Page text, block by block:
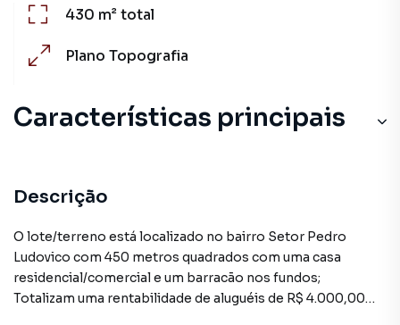
430 m²total
Plano Topografia
Características principais
Descrição
O lote/terreno está localizado no bairro Setor Pedro
Ludovico com 450 metros quadrados com uma casa
residencial/comercial e um barracão nos fundos;
Totalizam uma rentabilidade de aluguéis de R$ 4.000,00